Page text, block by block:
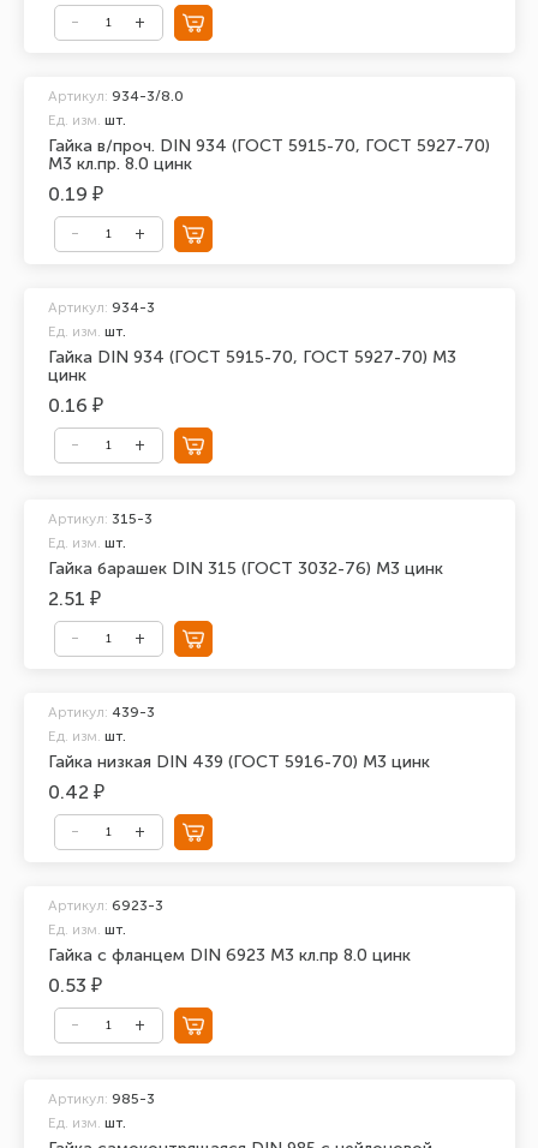
Гайка в/проч. DIN 934 (ГОСТ 5915-70, ГОСТ 5927-70)
М3 кл.пр. 8.0 цинк
Артикул: 934-3/8.0
Ед. изм. шт.
0.19 ₽
Гайка DIN 934 (ГОСТ 5915-70, ГОСТ 5927-70) М3
цинк
Артикул: 934-3
Ед. изм. шт.
0.16 ₽
Гайка барашек DIN 315 (ГОСТ 3032-76) М3 цинк
Артикул: 315-3
Ед. изм. шт.
2.51 ₽
Гайка низкая DIN 439 (ГОСТ 5916-70) М3 цинк
Артикул: 439-3
Ед. изм. шт.
0.42 ₽
Гайка с фланцем DIN 6923 М3 кл.пр 8.0 цинк
Артикул: 6923-3
Ед. изм. шт.
0.53 ₽
Артикул: 985-3
Ед. изм. шт.